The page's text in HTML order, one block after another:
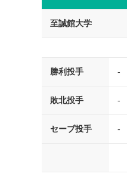
至誠館大学
勝利投手 -
敗北投手 -
セーブ投手 -